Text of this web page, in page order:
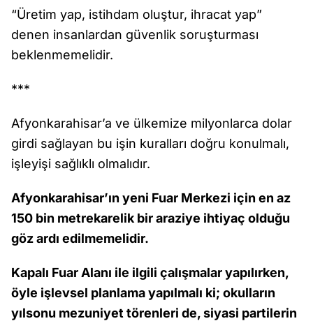
“Üretim yap, istihdam oluştur, ihracat yap”
denen insanlardan güvenlik soruşturması
beklenmemelidir.
***
Afyonkarahisar’a ve ülkemize milyonlarca dolar
girdi sağlayan bu işin kuralları doğru konulmalı,
işleyişi sağlıklı olmalıdır.
Afyonkarahisar’ın yeni Fuar Merkezi için en az
150 bin metrekarelik bir araziye ihtiyaç olduğu
göz ardı edilmemelidir.
Kapalı Fuar Alanı ile ilgili çalışmalar yapılırken,
öyle işlevsel planlama yapılmalı ki; okulların
yılsonu mezuniyet törenleri de, siyasi partilerin